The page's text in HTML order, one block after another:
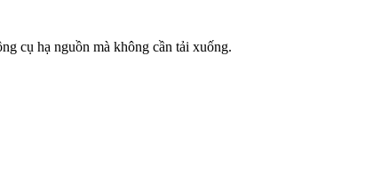
cụ hạ nguồn mà không cần tải xuống.